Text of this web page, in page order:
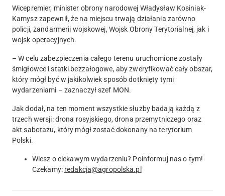
Wicepremier, minister obrony narodowej Władysław Kosiniak-
Kamysz zapewnił, że na miejscu trwają działania zarówno
policji, żandarmerii wojskowej, Wojsk Obrony Terytorialnej, jak i
wojsk operacyjnych.
– W celu zabezpieczenia całego terenu uruchomione zostały
śmigłowce i statki bezzałogowe, aby zweryfikować cały obszar,
który mógł być w jakikolwiek sposób dotknięty tymi
wydarzeniami – zaznaczył szef MON.
Jak dodał, na ten moment wszystkie służby badają każdą z
trzech wersji: drona rosyjskiego, drona przemytniczego oraz
akt sabotażu, który mógł zostać dokonany na terytorium
Polski.
Wiesz o ciekawym wydarzeniu? Poinformuj nas o tym!
Czekamy: redakcja@agropolska.pl